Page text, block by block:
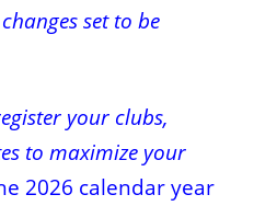
set to be
your clubs,
to maximize your
2026 calendar year